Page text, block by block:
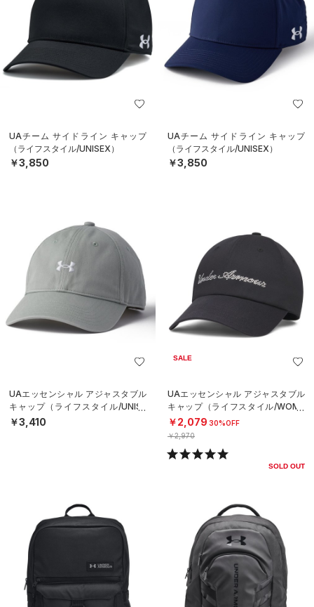
UAチーム サイドライン キャップ
（ライフスタイル/UNISEX）
￥3,850
UAチーム サイドライン キャップ
（ライフスタイル/UNISEX）
￥3,850
UAエッセンシャル アジャスタブル
キャップ（ライフスタイル/UNISE
X）
￥3,410
SALE
UAエッセンシャル アジャスタブル
キャップ（ライフスタイル/WOME
N）
￥2,079 30%OFF
￥2,970
SOLD OUT